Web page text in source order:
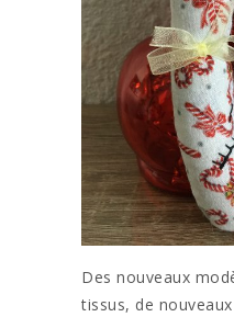
Des nouveaux
tissus, de